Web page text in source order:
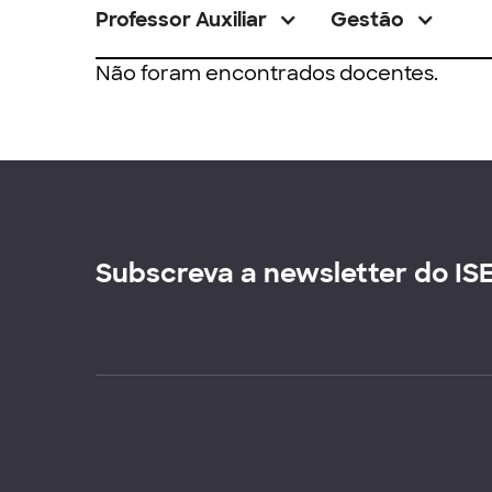
Professor Auxiliar Gestão
Não foram encontrados docentes.
Subscreva a newsletter do